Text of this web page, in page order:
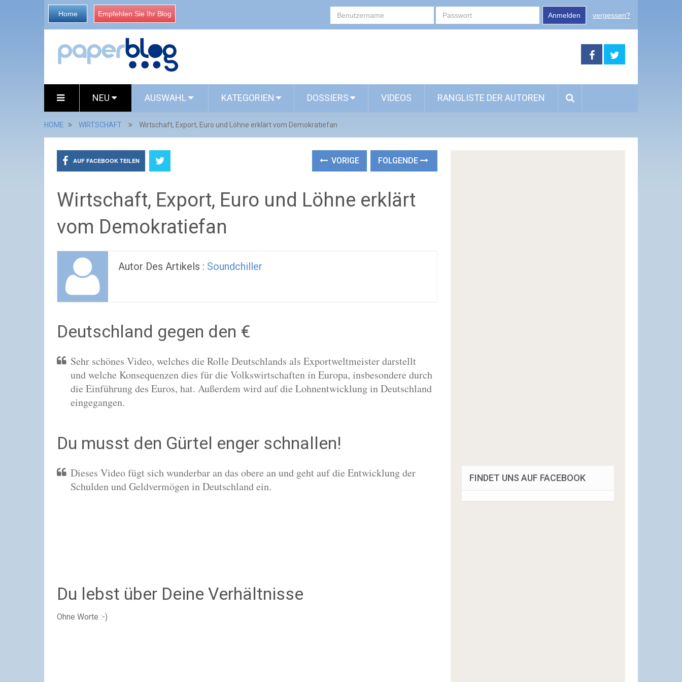
Home Empfehlen Sie Ihr Blog Anmelden vergessen?
NEU AUSWAHL KATEGORIEN DOSSIERS VIDEOS RANGLISTE DER AUTOREN
HOME WIRTSCHAFT Wirtschaft, Export, Euro und Löhne erklärt vom Demokratiefan
AUF FACEBOOK TEILEN VORIGE FOLGENDE
Wirtschaft, Export, Euro und Löhne erklärt
vom Demokratiefan
Autor Des Artikels : Soundchiller
Deutschland gegen den €
Sehr schönes Video, welches die Rolle Deutschlands als Exportweltmeister darstellt
und welche Konsequenzen dies für die Volkswirtschaften in Europa, insbesondere durch
die Einführung des Euros, hat. Außerdem wird auf die Lohnentwicklung in Deutschland
eingegangen.
Du musst den Gürtel enger schnallen!
Dieses Video fügt sich wunderbar an das obere an und geht auf die Entwicklung der
Schulden und Geldvermögen in Deutschland ein.
Du lebst über Deine Verhältnisse
Ohne Worte :-)
FINDET UNS AUF FACEBOOK